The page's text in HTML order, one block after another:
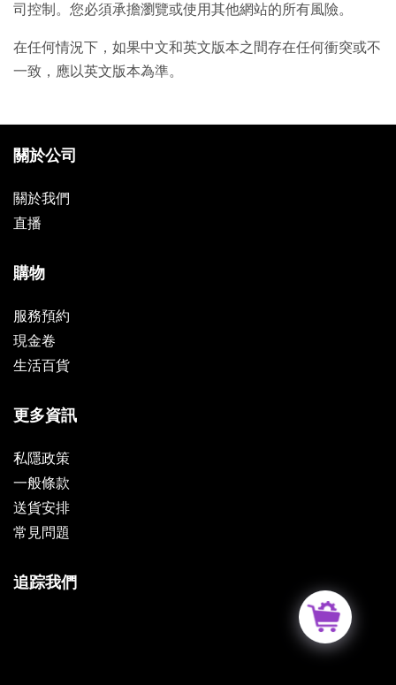
司控制。您必須承擔瀏覽或使用其他網站的所有風險。
在任何情況下，如果中文和英文版本之間存在任何衝突或不
一致，應以英文版本為準。
關於公司
關於我們
直播
購物
服務預約
現金卷
生活百貨
更多資訊
私隱政策
一般條款
送貨安排
常見問題
追踪我們